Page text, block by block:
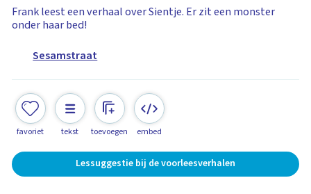
Frank leest een verhaal over Sientje. Er zit een monster
onder haar bed!
Sesamstraat
favoriet tekst toevoegen embed
Lessuggestie bij de voorleesverhalen